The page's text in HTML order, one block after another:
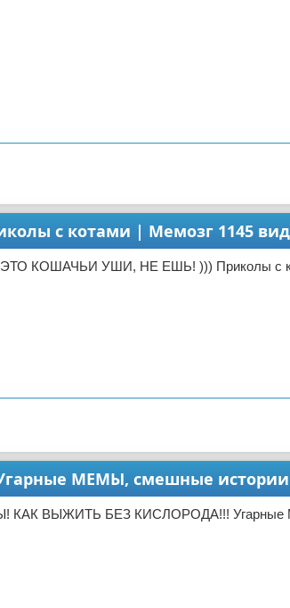
с котами | Мемозг 1145
КОШАЧЬИ УШИ, НЕ ЕШЬ! ))) Приколы с
МЕМЫ, смешные
КАК ВЫЖИТЬ БЕЗ КИСЛОРОДА!!! Угарные